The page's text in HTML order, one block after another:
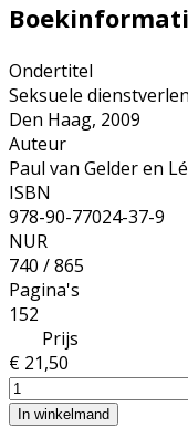
Ondertitel
Seksuele
Den Haag, 2009
Auteur
Paul van Gelder en
ISBN
978-90-77024-37-9
NUR
740 / 865
Pagina's
152
Prijs
€ 21,50